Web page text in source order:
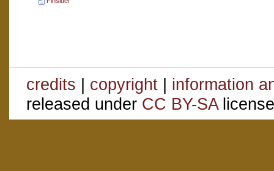
credits | copyright | information
released under CC BY-SA